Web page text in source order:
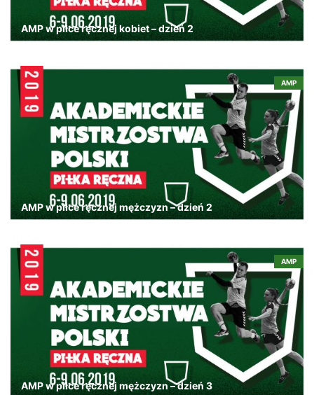
AMP w piłce ręcznej kobiet – dzień 2
AMP w piłce ręcznej mężczyzn – dzień 2
AMP
AMP w piłce ręcznej mężczyzn – dzień 3
AMP